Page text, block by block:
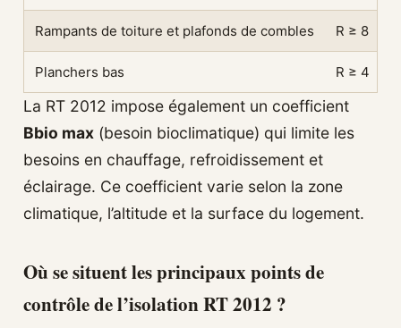
Rampants de toiture et plafonds de combles R ≥ 8
Planchers bas R ≥ 4
La RT 2012 impose également un coefficient
Bbio max (besoin bioclimatique) qui limite les
besoins en chauffage, refroidissement et
éclairage. Ce coefficient varie selon la zone
climatique, l’altitude et la surface du logement.
Où se situent les principaux points de
contrôle de l’isolation RT 2012 ?